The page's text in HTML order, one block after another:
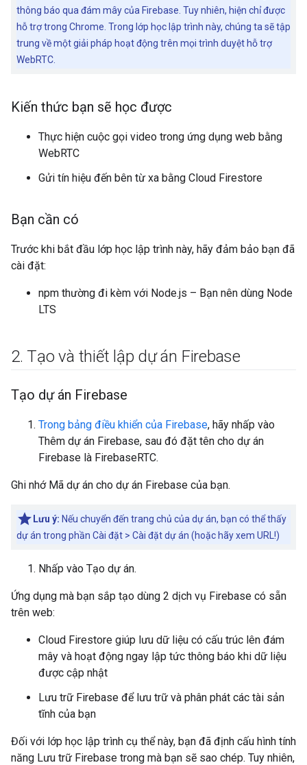
thông báo qua đám mây của Firebase. Tuy nhiên, hiện chỉ được
hỗ trợ trong Chrome. Trong lớp học lập trình này, chúng ta sẽ tập
trung về một giải pháp hoạt động trên mọi trình duyệt hỗ trợ
WebRTC.
Kiến thức bạn sẽ học được
Thực hiện cuộc gọi video trong ứng dụng web bằng
WebRTC
Gửi tín hiệu đến bên từ xa bằng Cloud Firestore
Bạn cần có
Trước khi bắt đầu lớp học lập trình này, hãy đảm bảo bạn đã
cài đặt:
npm thường đi kèm với Node.js – Bạn nên dùng Node
LTS
2. Tạo và thiết lập dự án Firebase
Tạo dự án Firebase
Trong bảng điều khiển của Firebase, hãy nhấp vào
Thêm dự án Firebase, sau đó đặt tên cho dự án
Firebase là FirebaseRTC.
Ghi nhớ Mã dự án cho dự án Firebase của bạn.
Lưu ý: Nếu chuyển đến trang chủ của dự án, bạn có thể thấy
dự án trong phần Cài đặt > Cài đặt dự án (hoặc hãy xem URL!)
Nhấp vào Tạo dự án.
Ứng dụng mà bạn sắp tạo dùng 2 dịch vụ Firebase có sẵn
trên web:
Cloud Firestore giúp lưu dữ liệu có cấu trúc lên đám
mây và hoạt động ngay lập tức thông báo khi dữ liệu
được cập nhật
Lưu trữ Firebase để lưu trữ và phân phát các tài sản
tĩnh của bạn
Đối với lớp học lập trình cụ thể này, bạn đã định cấu hình tính
năng Lưu trữ Firebase trong mà bạn sẽ sao chép. Tuy nhiên,